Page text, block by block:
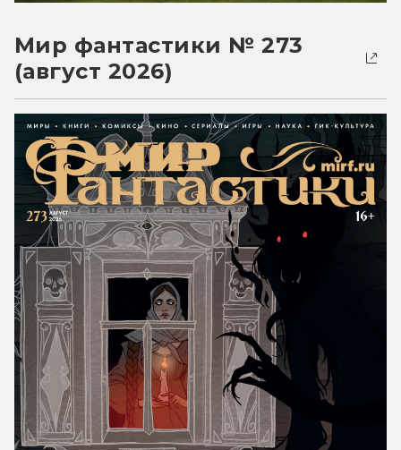
Мир фантастики № 273
(август 2026)